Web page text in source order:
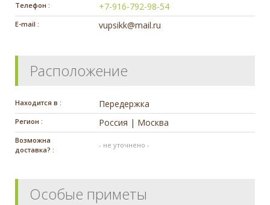
Телефон : +7-916-792-98-54
E-mail : vupsikk@mail.ru
Расположение
Находится в : Передержка
Регион : Россия | Москва
Возможна
доставка? :
- не уточнено -
Особые приметы